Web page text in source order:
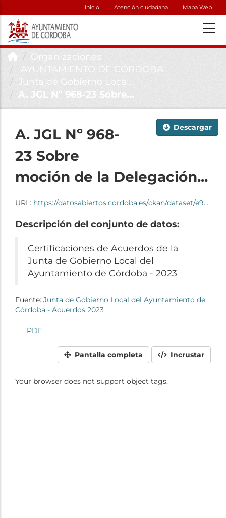
Inicio Atención ciudadana Mapa Web
Organizaciones
AYUNTAMIENTO DE CÓRDOBA
Junta de Gobierno Local...
A. JGL Nº 968-23 Sobre...
Descargar
A. JGL Nº 968-
23 Sobre
moción de la Delegación...
URL: https://datosabiertos.cordoba.es/ckan/dataset/e9d614fd-da73-4bb5-b267-9428be526484/resource/cddc4b88-847b-4369-9a38-93bd8027418f/download/22-a.-jgl-n-968-23-sobre-mocion-de-la-delegacion-de-recurso.pdf
Descripción del conjunto de datos:
Certificaciones de Acuerdos de la
Junta de Gobierno Local del
Ayuntamiento de Córdoba - 2023
Fuente: Junta de Gobierno Local del Ayuntamiento de
Córdoba - Acuerdos 2023
PDF
Pantalla completa Incrustar
Your browser does not support object tags.